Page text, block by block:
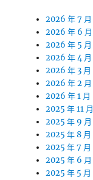
2026 年 7 月
2026 年 6 月
2026 年 5 月
2026 年 4 月
2026 年 3 月
2026 年 2 月
2026 年 1 月
2025 年 11 月
2025 年 9 月
2025 年 8 月
2025 年 7 月
2025 年 6 月
2025 年 5 月